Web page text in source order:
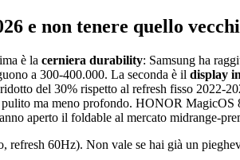
e non tenere quello
è la cerniera durability: Samsung ha
a 300-400.000. La seconda è il display
del 30% rispetto al refresh fisso 2022-
ma meno profondo. HONOR MagicOS
aperto il foldable al mercato midrange-
60Hz). Non vale se hai già un